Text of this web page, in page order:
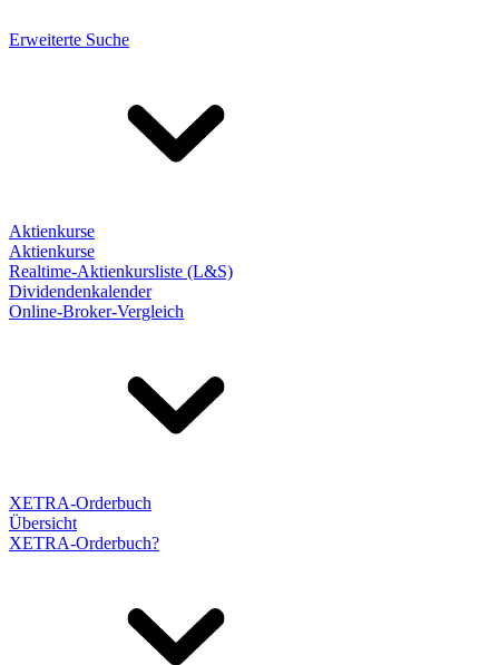
Erweiterte Suche
Aktienkurse
Aktienkurse
Realtime-Aktienkursliste (L&S)
Dividendenkalender
Online-Broker-Vergleich
XETRA-Orderbuch
Übersicht
XETRA-Orderbuch?